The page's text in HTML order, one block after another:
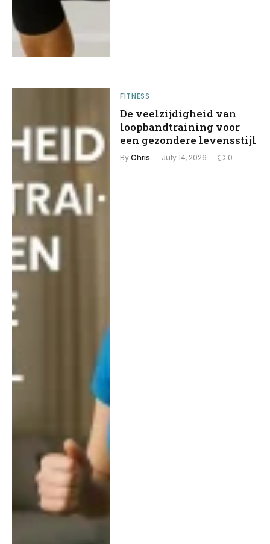
FITNESS
De veelzijdigheid van
loopbandtraining voor
een gezondere levensstijl
ByChris July 14, 2026 0